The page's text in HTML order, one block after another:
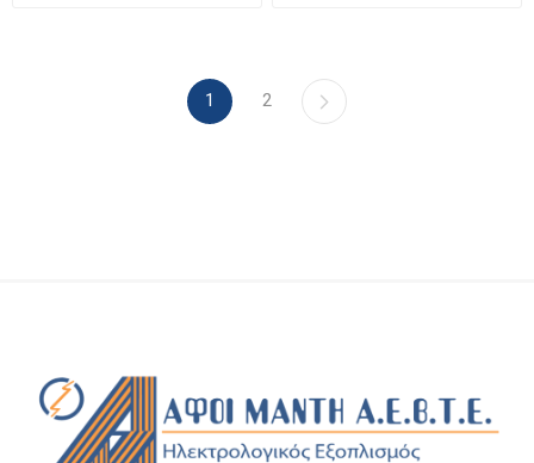
1 2